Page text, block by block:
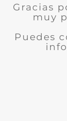
Gracias
muy
Puedes